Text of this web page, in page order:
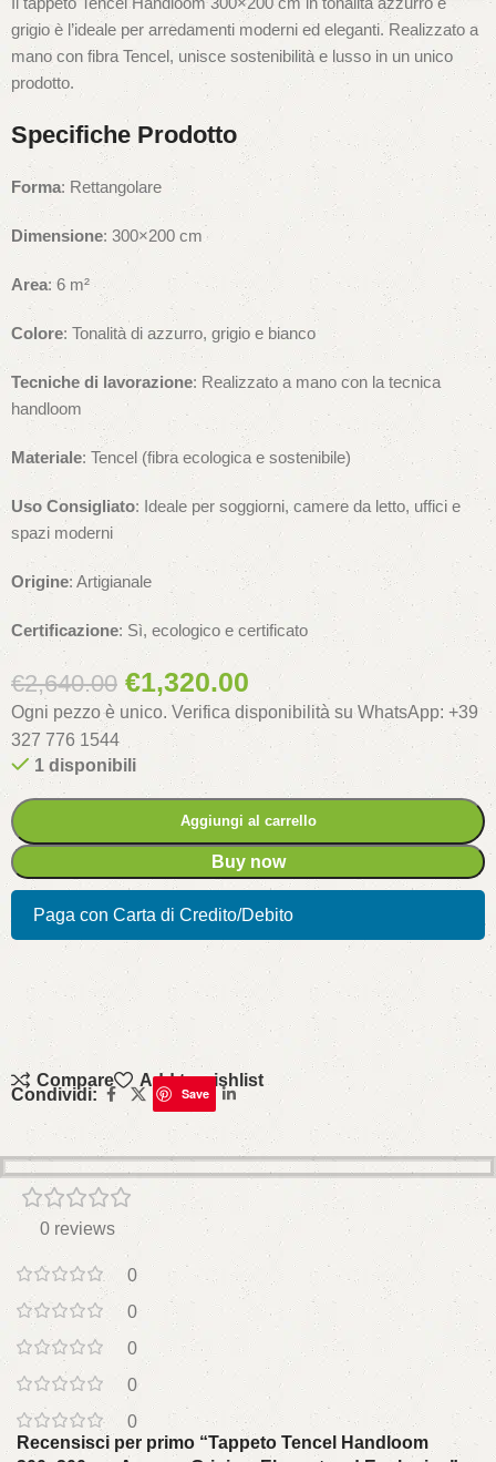
grigio è l’ideale per arredamenti moderni ed eleganti. Realizzato a
mano con fibra Tencel, unisce sostenibilità e lusso in un unico
prodotto.
Specifiche Prodotto
Forma: Rettangolare
Dimensione: 300×200 cm
Area: 6 m²
Colore: Tonalità di azzurro, grigio e bianco
Tecniche di lavorazione: Realizzato a mano con la tecnica
handloom
Materiale: Tencel (fibra ecologica e sostenibile)
Uso Consigliato: Ideale per soggiorni, camere da letto, uffici e
spazi moderni
Origine: Artigianale
Certificazione: Sì, ecologico e certificato
€2,640.00 €1,320.00
Ogni pezzo è unico. Verifica disponibilità su WhatsApp: +39
327 776 1544
1 disponibili
Aggiungi al carrello
Buy now
Paga con Carta di Credito/Debito
Compare Add to wishlist
Condividi: Save
0 reviews
0
0
0
0
0
Recensisci per primo “Tappeto Tencel Handloom